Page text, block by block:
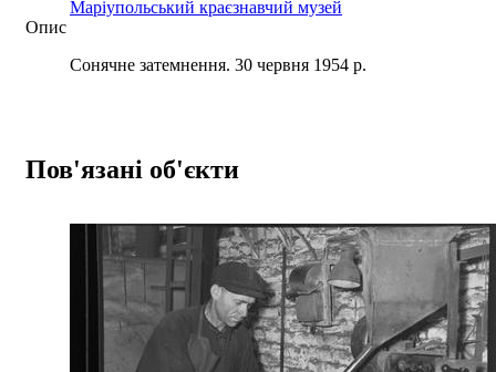
Маріупольський краєзнавчий музей
Опис
Сонячне затемнення. 30 червня 1954 р.
Пов'язані об'єкти